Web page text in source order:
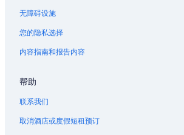
普拉亚维斯塔的公寓
普拉亚维斯塔的公寓式酒店
Loyola Marymount 大学附近的酒店
好莱坞环球影城附近的酒店
加州大学洛杉矶分校码头水上中心附近的酒店
位于英格尔伍德的 3 星级酒店
无障碍设施
您的隐私选择
内容指南和报告内容
帮助
联系我们
取消酒店或度假短租预订